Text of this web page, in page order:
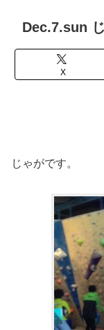
Dec.7.sun
X
じゃがです。